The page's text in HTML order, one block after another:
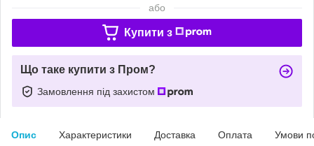
або
Купити з
Що таке купити з Пром?
Замовлення під захистом
Опис Характеристики Доставка Оплата Умови